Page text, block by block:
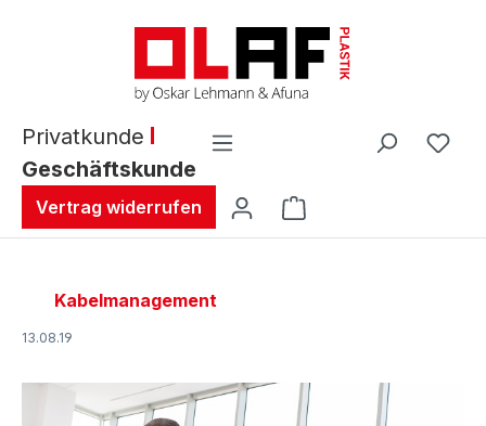
Privatkunde
Geschäftskunde
Vertrag widerrufen Warenkorb enthält
Kabelmanagement
13.08.19